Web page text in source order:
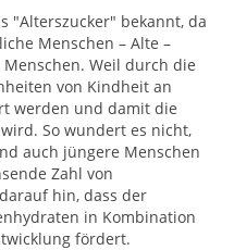
"Alterszucker" bekannt, da
Menschen – Alte –
Weil durch die
von Kindheit an
werden und damit die
So wundert es nicht,
auch jüngere Menschen
Zahl von
hin, dass der
in Kombination
fördert.